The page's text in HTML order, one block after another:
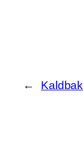
← Kaldbak